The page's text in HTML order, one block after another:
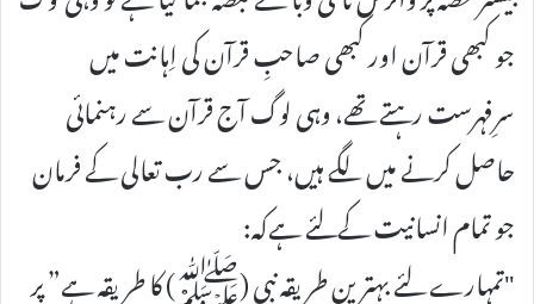
جو کبھی قرآن اور کبھی صاحبِ قرآن کی اِہانت میں
سرِفہرست رہتے تھے، وہی لوگ آج قرآن سے رہنمائی
حاصل کرنے میں لگے ہیں، جس سے رب تعالی کے فرمان
جو تمام انسانیت کےلئے ہےکہ:
"تمہارے لئے بہترین طریقہ نبی (ﷺ) کا طریقہ ہے” پر